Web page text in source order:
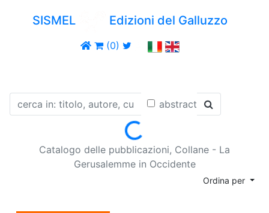
SISMEL Edizioni del Galluzzo
(0)
abstract
Loading...
Catalogo delle pubblicazioni, Collane - La
Gerusalemme in Occidente
Ordina per